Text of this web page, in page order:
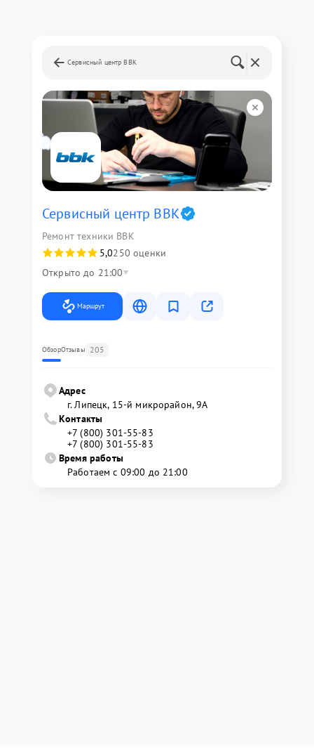
Сервисный центр BBK
Сервисный центр BBK
Ремонт техники BBK
5,0250 оценки
Открыто до 21:00
Маршрут
ОбзорОтзывы 205
Адрес
г. Липецк, 15-й микрорайон, 9А
Контакты
+7 (800) 301-55-83
+7 (800) 301-55-83
Время работы
Работаем с 09:00 до 21:00